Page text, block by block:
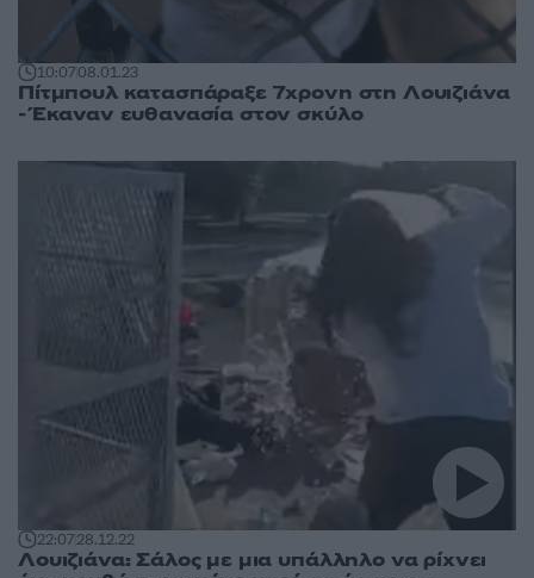
10:0708.01.23
Πίτμπουλ κατασπάραξε 7χρονη στη Λουιζιάνα
- Έκαναν ευθανασία στον σκύλο
22:0728.12.22
Λουιζιάνα: Σάλος με μια υπάλληλο να ρίχνει